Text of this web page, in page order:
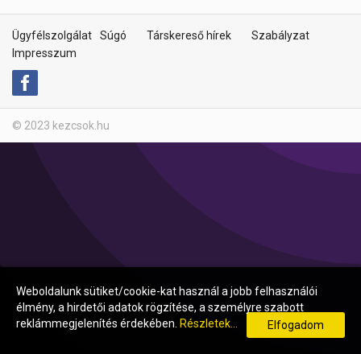
Ügyfélszolgálat Súgó Társkereső hírek
Szabályzat
Impresszum
© 2023 kezcsok.hu
Weboldalunk sütiket/cookie-kat használ a jobb felhasználói
élmény, a hirdetői adatok rögzítése, a személyre szabott
reklámmegjelenítés érdekében. Részletek... Elfogadom